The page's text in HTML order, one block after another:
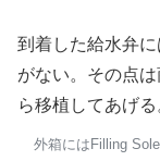
到着した給水弁
がない。その点
ら移植してあげる
外箱にはFilling